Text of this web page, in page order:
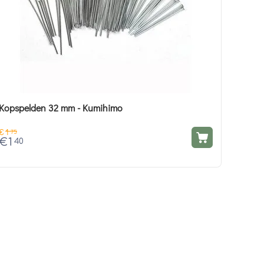
Kopspelden 32 mm - Kumihimo
1 75
1 40